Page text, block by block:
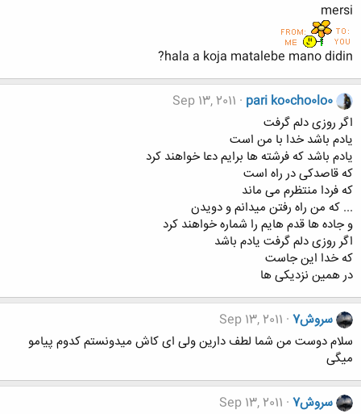
mersi
hala a koja matalebe mano didin?
pari ko0cho0lo0
Sep 13, 2011
اگر روزی دلم گرفت
یادم باشد خدا با من است
یادم باشد که فرشته ها برایم دعا خواهند کرد
که قاصدکی در راه است
که فردا منتظرم می ماند
... که من راه رفتن میدانم و دویدن
و جاده ها قدم هایم را شماره خواهند کرد
اگر روزی دلم گرفت یادم باشد
که خدا این جاست
در همین نزدیکی ها
سروش7
Sep 13, 2011
سلام دوست من شما لطف دارین ولی ای کاش میدونستم کدوم پیامو
میگی
سروش7
Sep 13, 2011